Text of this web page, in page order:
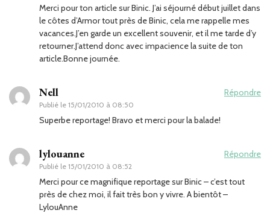
Merci pour ton article sur Binic. J’ai séjourné début juillet dans
le côtes d’Armor tout près de Binic, cela me rappelle mes
vacances.J’en garde un excellent souvenir, et il me tarde d’y
retourner.J’attend donc avec impacience la suite de ton
article.Bonne journée.
Nell
Publié le 15/01/2010 à 08:50
Répondre
Superbe reportage! Bravo et merci pour la balade!
lylouanne
Publié le 15/01/2010 à 08:52
Répondre
Merci pour ce magnifique reportage sur Binic – c’est tout
près de chez moi, il fait très bon y vivre. A bientôt –
LylouAnne